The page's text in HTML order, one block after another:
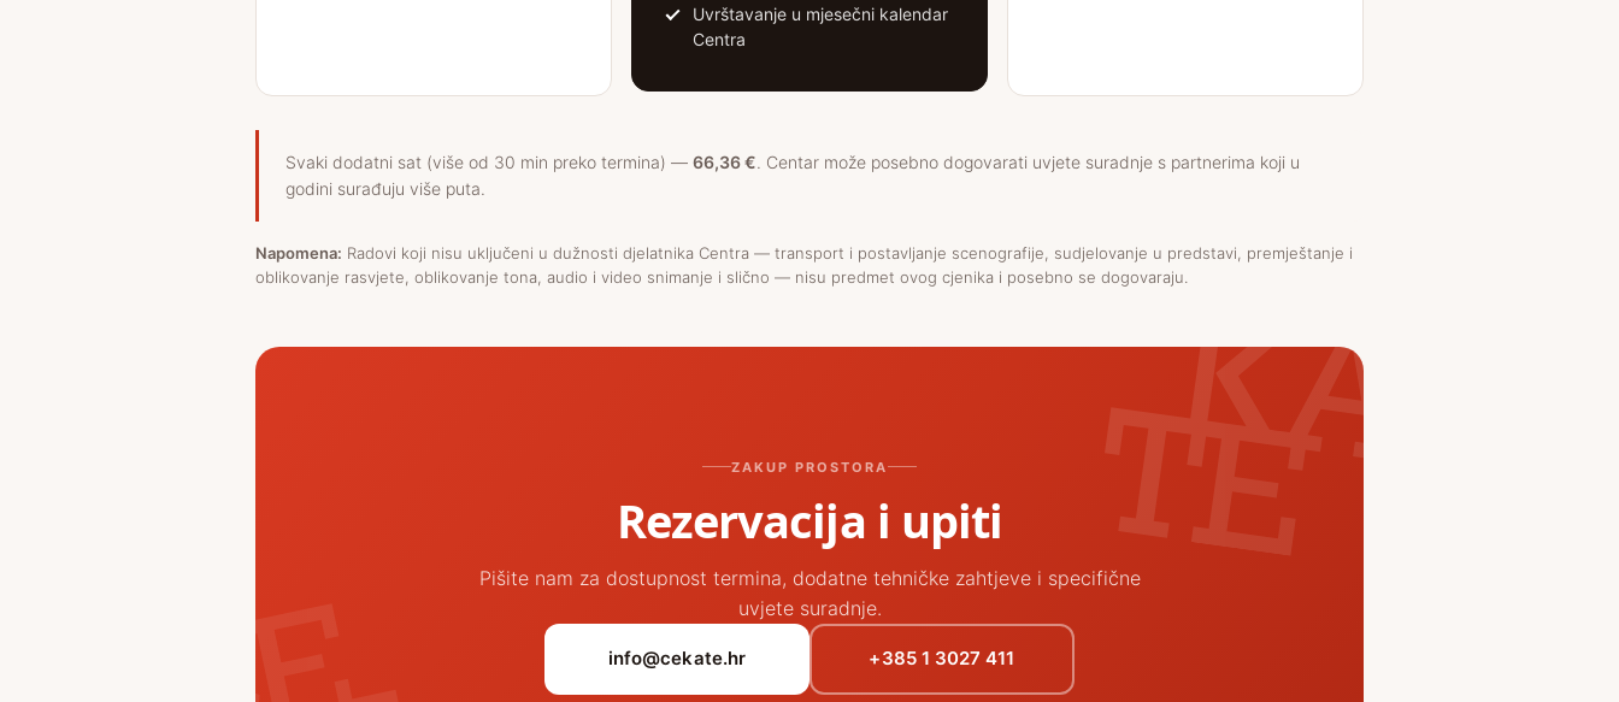
Uvrštavanje u mjesečni kalendar
Centra
Svaki dodatni sat (više od 30 min preko termina) — 66,36 €. Centar može posebno dogovarati uvjete suradnje s partnerima koji u
godini surađuju više puta.
Napomena: Radovi koji nisu uključeni u dužnosti djelatnika Centra — transport i postavljanje scenografije, sudjelovanje u predstavi, premještanje i
oblikovanje rasvjete, oblikovanje tona, audio i video snimanje i slično — nisu predmet ovog cjenika i posebno se dogovaraju.
ZAKUP PROSTORA
Rezervacija i upiti
Pišite nam za dostupnost termina, dodatne tehničke zahtjeve i specifične
uvjete suradnje.
info@cekate.hr +385 1 3027 411